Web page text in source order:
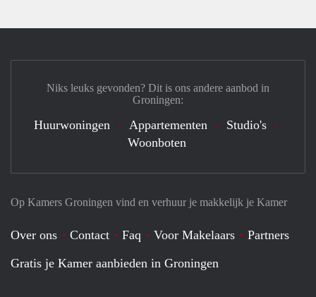
Op Kamers Groningen vind en verhuur je makkelijk je Kamer
Over ons Contact Faq Voor Makelaars
Partners
Gratis je Kamer aanbieden in Groningen
Niks leuks gevonden? Dit is ons andere aanbod in
Groningen:
Huurwoningen Appartementen
Studio's
Woonboten